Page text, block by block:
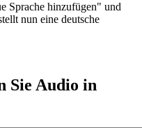
Sprache hinzufügen" und
nun eine deutsche
Sie Audio in